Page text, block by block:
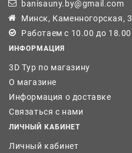
banisauny.by@gmail.com
Минск, Каменногорская, 3
Работаем с 10.00 до 18.00
ИНФОРМАЦИЯ
3D Тур по магазину
О магазине
Информация о доставке
Связаться с нами
ЛИЧНЫЙ КАБИНЕТ
Личный кабинет